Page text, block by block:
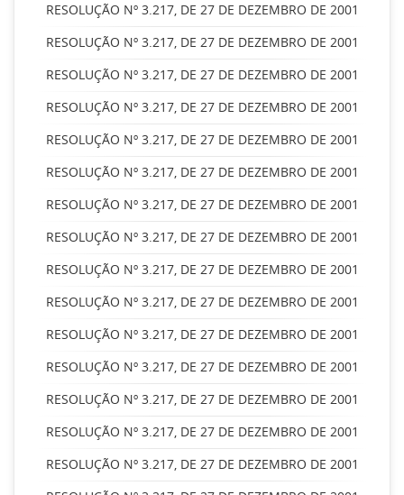
RESOLUÇÃO Nº 3.217, DE 27 DE DEZEMBRO DE 2001
RESOLUÇÃO Nº 3.217, DE 27 DE DEZEMBRO DE 2001
RESOLUÇÃO Nº 3.217, DE 27 DE DEZEMBRO DE 2001
RESOLUÇÃO Nº 3.217, DE 27 DE DEZEMBRO DE 2001
RESOLUÇÃO Nº 3.217, DE 27 DE DEZEMBRO DE 2001
RESOLUÇÃO Nº 3.217, DE 27 DE DEZEMBRO DE 2001
RESOLUÇÃO Nº 3.217, DE 27 DE DEZEMBRO DE 2001
RESOLUÇÃO Nº 3.217, DE 27 DE DEZEMBRO DE 2001
RESOLUÇÃO Nº 3.217, DE 27 DE DEZEMBRO DE 2001
RESOLUÇÃO Nº 3.217, DE 27 DE DEZEMBRO DE 2001
RESOLUÇÃO Nº 3.217, DE 27 DE DEZEMBRO DE 2001
RESOLUÇÃO Nº 3.217, DE 27 DE DEZEMBRO DE 2001
RESOLUÇÃO Nº 3.217, DE 27 DE DEZEMBRO DE 2001
RESOLUÇÃO Nº 3.217, DE 27 DE DEZEMBRO DE 2001
RESOLUÇÃO Nº 3.217, DE 27 DE DEZEMBRO DE 2001